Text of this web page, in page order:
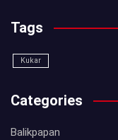
Tags
Kukar
Categories
Balikpapan